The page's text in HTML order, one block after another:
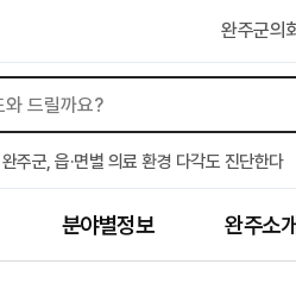
완주군의회
완주군, ‘수의계약 총량제’ 개편 운영
완주군 청소년, 초록우산 지원으로 치과 치료
완주군, 읍·면별 의료 환경 다각도 진단한다
완주군, 모바일 헬스케어 “내 건강 변화 직접
완주군 “여름휴가철 청소년 안전 지킨다”
완주 청소년, 삼성 임직원 만나 미래 진로 그
전북은행, 완주군에 ‘시원키트’ 60세트 기탁
분야별정보 완주소